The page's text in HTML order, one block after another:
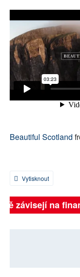
SOCIÁLNÍ SÍTĚ
RUBRIKY
PLNÁ VERZE
Beautiful Scotland
Vytisknout
závisejí na